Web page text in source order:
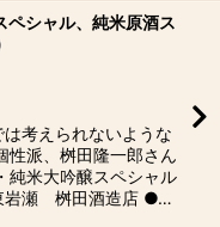
ペシャル、純米原酒ス
考えられないような
性派、桝田隆一郎さん
純米大吟醸スペシャル
岩瀬 桝田酒造店 ●…